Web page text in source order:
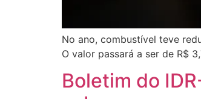
No ano, combustível teve
O valor passará a ser de R$
Boletim do